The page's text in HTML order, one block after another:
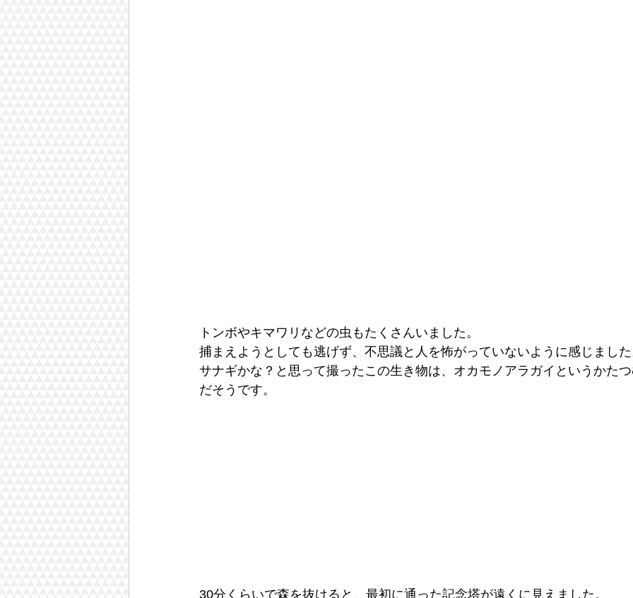
トンボやキマワリなどの虫もたくさんいました。
捕まえようとしても逃げず、不思議と人を怖がっていないように感じまし
サナギかな？と思って撮ったこの生き物は、オカモノアラガイというかた
だそうです。
30分くらいで森を抜けると、最初に通った記念塔が遠くに見えました。